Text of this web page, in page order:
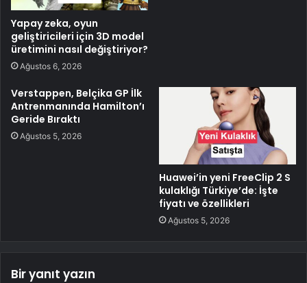
Yapay zeka, oyun
geliştiricileri için 3D model
üretimini nasıl değiştiriyor?
Ağustos 6, 2026
Verstappen, Belçika GP İlk
Antrenmanında Hamilton’ı
Geride Bıraktı
Ağustos 5, 2026
Huawei’in yeni FreeClip 2 S
kulaklığı Türkiye’de: İşte
fiyatı ve özellikleri
Ağustos 5, 2026
Bir yanıt yazın